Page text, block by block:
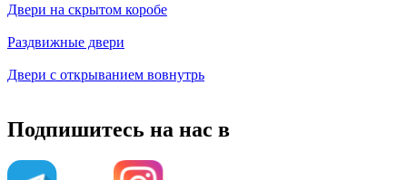
Двери на скрытом коробе
Раздвижные двери
Двери с открыванием вовнутрь
Подпишитесь на нас в